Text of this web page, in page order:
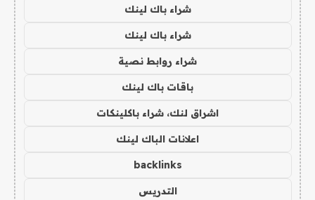
شراء باك لينك
شراء باك لينك
شراء روابط نصية
باقات باك لينك
اشراق لنك، شراء باكلينكات
اعلانات الباك لينك
backlinks
التدريس